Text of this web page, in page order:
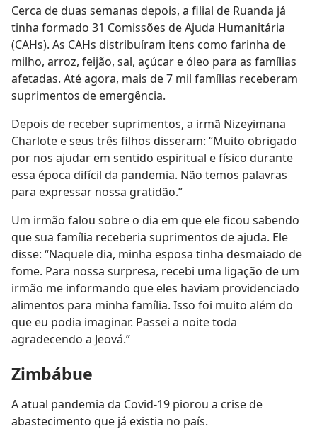
Cerca de duas semanas depois, a filial de Ruanda já
tinha formado 31 Comissões de Ajuda Humanitária
(CAHs). As CAHs distribuíram itens como farinha de
milho, arroz, feijão, sal, açúcar e óleo para as famílias
afetadas. Até agora, mais de 7 mil famílias receberam
suprimentos de emergência.
Depois de receber suprimentos, a irmã Nizeyimana
Charlote e seus três filhos disseram: “Muito obrigado
por nos ajudar em sentido espiritual e físico durante
essa época difícil da pandemia. Não temos palavras
para expressar nossa gratidão.”
Um irmão falou sobre o dia em que ele ficou sabendo
que sua família receberia suprimentos de ajuda. Ele
disse: “Naquele dia, minha esposa tinha desmaiado de
fome. Para nossa surpresa, recebi uma ligação de um
irmão me informando que eles haviam providenciado
alimentos para minha família. Isso foi muito além do
que eu podia imaginar. Passei a noite toda
agradecendo a Jeová.”
Zimbábue
A atual pandemia da Covid-19 piorou a crise de
abastecimento que já existia no país.